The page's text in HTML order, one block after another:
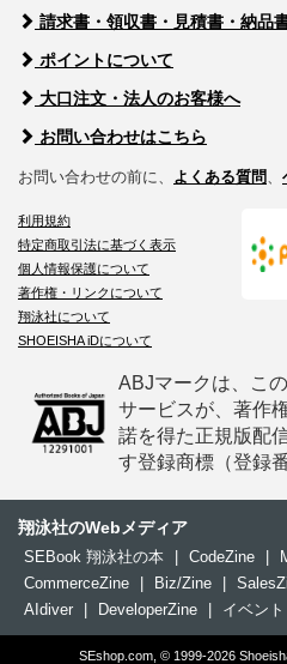
請求書・領収書・見積書・納品
ポイントについて
大口注文・法人のお客様へ
お問い合わせはこちら
お問い合わせの前に、 よくある質問
利用規約
特定商取引法に基づく表示
個人情報保護について
著作権・リンクについて
翔泳社について
SHOEISHA iDについて
ABJマークは、こ
サービスが、著作
諾を得た正規版配
す登録商標（登録
翔泳社のWebメディア
SEBook 翔泳社の本 | CodeZine |
CommerceZine
| Biz/Zine |
AIdiver
| DeveloperZine | イベント
SEshop.com, © 1999-2026